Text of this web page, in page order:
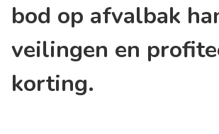
bod op afvalbak
veilingen en
korting.